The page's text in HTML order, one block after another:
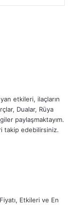
etkileri, ilaçların
Dualar, Rüya
paylaşmaktayım.
takip edebilirsiniz.